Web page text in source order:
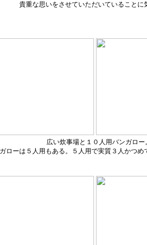
貴重な思いをさせていただいていることに
広い炊事場と１０人用バンガロー
ローは５人用もある。５人用で実質３人かつめ